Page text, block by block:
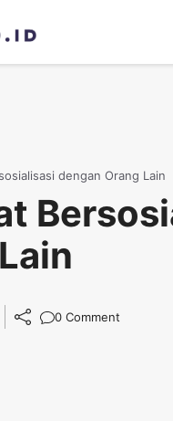
dengan Orang Lain
0 Comment